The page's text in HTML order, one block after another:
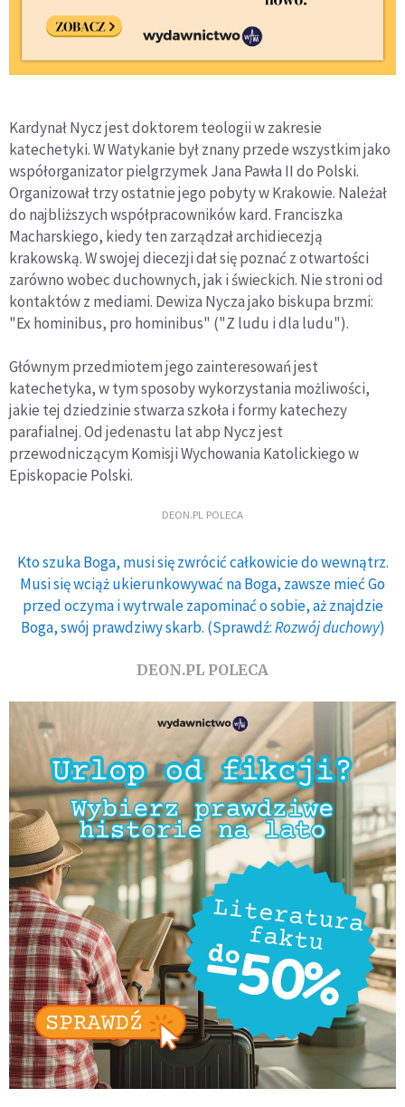
Kardynał Nycz jest doktorem teologii w zakresie
katechetyki. W Watykanie był znany przede wszystkim jako
współorganizator pielgrzymek Jana Pawła II do Polski.
Organizował trzy ostatnie jego pobyty w Krakowie. Należał
do najbliższych współpracowników kard. Franciszka
Macharskiego, kiedy ten zarządzał archidiecezją
krakowską. W swojej diecezji dał się poznać z otwartości
zarówno wobec duchownych, jak i świeckich. Nie stroni od
kontaktów z mediami. Dewiza Nycza jako biskupa brzmi:
"Ex hominibus, pro hominibus" ("Z ludu i dla ludu").
Głównym przedmiotem jego zainteresowań jest
katechetyka, w tym sposoby wykorzystania możliwości,
jakie tej dziedzinie stwarza szkoła i formy katechezy
parafialnej. Od jedenastu lat abp Nycz jest
przewodniczącym Komisji Wychowania Katolickiego w
Episkopacie Polski.
DEON.PL POLECA
Kto szuka Boga, musi się zwrócić całkowicie do wewnątrz.
Musi się wciąż ukierunkowywać na Boga, zawsze mieć Go
przed oczyma i wytrwale zapominać o sobie, aż znajdzie
Boga, swój prawdziwy skarb. (Sprawdź:Rozwój duchowy)
DEON.PL POLECA